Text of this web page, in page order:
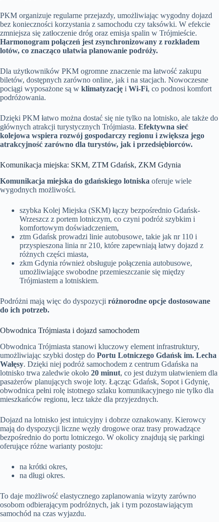
PKM organizuje regularne przejazdy, umożliwiając wygodny dojazd
bez konieczności korzystania z samochodu czy taksówki. W efekcie
zmniejsza się zatłoczenie dróg oraz emisja spalin w Trójmieście.
Harmonogram połączeń jest zsynchronizowany z rozkładem
lotów, co znacząco ułatwia planowanie podróży.
Dla użytkowników PKM ogromne znaczenie ma łatwość zakupu
biletów, dostępnych zarówno online, jak i na stacjach. Nowoczesne
pociągi wyposażone są w klimatyzację i Wi-Fi, co podnosi komfort
podróżowania.
Dzięki PKM łatwo można dostać się nie tylko na lotnisko, ale także do
głównych atrakcji turystycznych Trójmiasta. Efektywna sieć
kolejowa wspiera rozwój gospodarczy regionu i zwiększa jego
atrakcyjność zarówno dla turystów, jak i przedsiębiorców.
Komunikacja miejska: SKM, ZTM Gdańsk, ZKM Gdynia
Komunikacja miejska do gdańskiego lotniska oferuje wiele
wygodnych możliwości.
szybka Kolej Miejska (SKM) łączy bezpośrednio Gdańsk-
Wrzeszcz z portem lotniczym, co czyni podróż szybkim i
komfortowym doświadczeniem,
ztm Gdańsk prowadzi linie autobusowe, takie jak nr 110 i
przyspieszona linia nr 210, które zapewniają łatwy dojazd z
różnych części miasta,
zkm Gdynia również obsługuje połączenia autobusowe,
umożliwiające swobodne przemieszczanie się między
Trójmiastem a lotniskiem.
Podróżni mają więc do dyspozycji różnorodne opcje dostosowane
do ich potrzeb.
Obwodnica Trójmiasta i dojazd samochodem
Obwodnica Trójmiasta stanowi kluczowy element infrastruktury,
umożliwiając szybki dostęp do Portu Lotniczego Gdańsk im. Lecha
Wałęsy. Dzięki niej podróż samochodem z centrum Gdańska na
lotnisko trwa zaledwie około 20 minut, co jest dużym ułatwieniem dla
pasażerów planujących swoje loty. Łącząc Gdańsk, Sopot i Gdynię,
obwodnica pełni rolę istotnego szlaku komunikacyjnego nie tylko dla
mieszkańców regionu, lecz także dla przyjezdnych.
Dojazd na lotnisko jest intuicyjny i dobrze oznakowany. Kierowcy
mają do dyspozycji liczne węzły drogowe oraz trasy prowadzące
bezpośrednio do portu lotniczego. W okolicy znajdują się parkingi
oferujące różne warianty postoju:
na krótki okres,
na długi okres.
To daje możliwość elastycznego zaplanowania wizyty zarówno
osobom odbierającym podróżnych, jak i tym pozostawiającym
samochód na czas wyjazdu.